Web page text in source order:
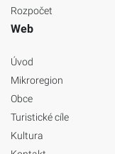
Rozpočet
Web
Úvod
Mikroregion
Obce
Turistické cíle
Kultura